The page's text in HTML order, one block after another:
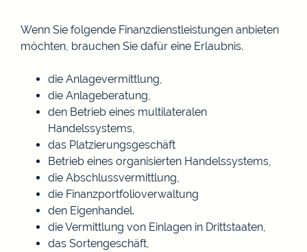
Wenn Sie folgende Finanzdienstleistungen anbieten
möchten, brauchen Sie dafür eine Erlaubnis.
die Anlagevermittlung,
die Anlageberatung,
den Betrieb eines multilateralen
Handelssystems,
das Platzierungsgeschäft
Betrieb eines organisierten Handelssystems,
die Abschlussvermittlung,
die Finanzportfolioverwaltung
den Eigenhandel.
die Vermittlung von Einlagen in Drittstaaten,
das Sortengeschäft,